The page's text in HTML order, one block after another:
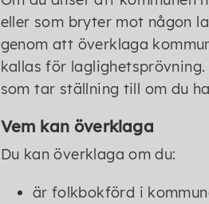
eller som bryter mot någon
genom att överklaga
kallas för
som tar ställning till om du
Vem kan överklaga
Du kan överklaga om du:
är folkbokförd i